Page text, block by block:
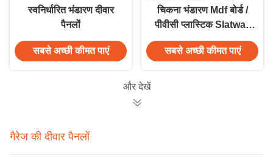
स्वनिर्धारित भंडारण दीवार
पैनलों
सबसे अच्छी कीमत पाएं
चिकना भंडारण Mdf बोर्ड /
पीवीसी प्लास्टिक Slatwall
प्रदर्शन रैक
सबसे अच्छी कीमत पाएं
और देखें
गैरेज की दीवार पैनलों